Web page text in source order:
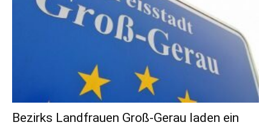
Bezirks Landfrauen Groß-Gerau laden ein